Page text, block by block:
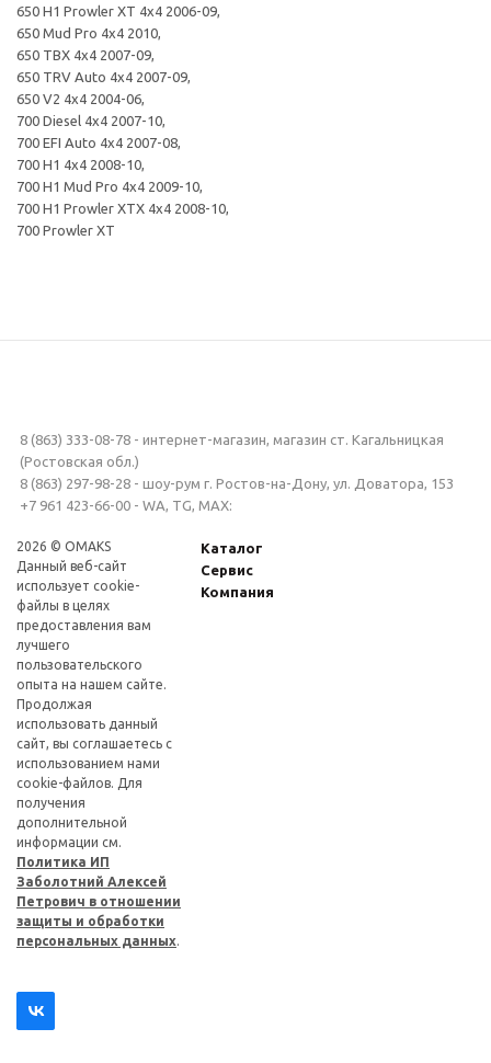
650 H1 Prowler XT 4x4 2006-09,
650 Mud Pro 4x4 2010,
650 TBX 4x4 2007-09,
650 TRV Auto 4x4 2007-09,
650 V2 4x4 2004-06,
700 Diesel 4x4 2007-10,
700 EFI Auto 4x4 2007-08,
700 H1 4x4 2008-10,
700 H1 Mud Pro 4x4 2009-10,
700 H1 Prowler XTX 4x4 2008-10,
700 Prowler XT
8 (863) 333-08-78 - интернет-магазин, магазин ст. Кагальницкая
(Ростовская обл.)
8 (863) 297-98-28 - шоу-рум г. Ростов-на-Дону, ул. Доватора, 153
+7 961 423-66-00 - WA, TG, MAX:
2026 © OMAKS
Данный веб-сайт
использует cookie-
файлы в целях
предоставления вам
лучшего
пользовательского
опыта на нашем сайте.
Продолжая
использовать данный
сайт, вы соглашаетесь с
использованием нами
cookie-файлов. Для
получения
дополнительной
информации см.
Политика ИП
Заболотний Алексей
Петрович в отношении
защиты и обработки
персональных данных.
Каталог
Сервис
Компания